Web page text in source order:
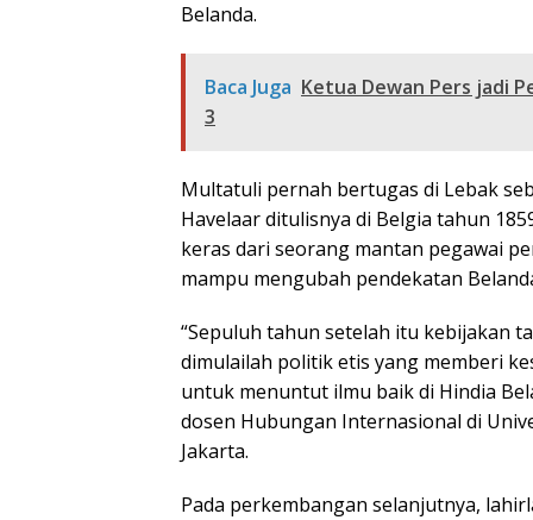
Belanda.
Baca Juga Ketua Dewan Pers jadi
3
Multatuli pernah bertugas di Lebak
Havelaar ditulisnya di Belgia tahun
keras dari seorang mantan pegawai
mampu mengubah pendekatan
“Sepuluh tahun setelah itu kebijakan
dimulailah politik etis yang memberi
untuk menuntut ilmu baik di Hindia
dosen Hubungan Internasional di
Jakarta.
Pada perkembangan selanjutnya,